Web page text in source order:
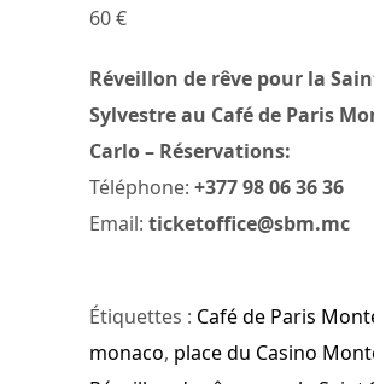
60 €
Réveillon de rêve pour la
Sylvestre au Café de Paris
Carlo – Réservations:
Téléphone: +377 98 06 36 36
Email: ticketoffice@sbm.mc
Étiquettes : Café de Paris
monaco, place du Casino